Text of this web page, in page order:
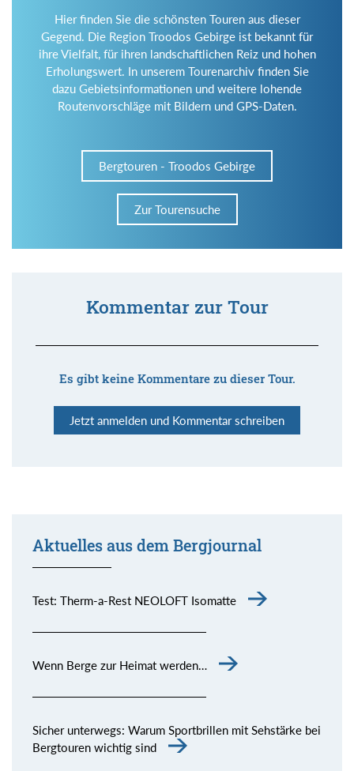
Hier finden Sie die schönsten Touren aus dieser
Gegend. Die Region Troodos Gebirge ist bekannt für
ihre Vielfalt, für ihren landschaftlichen Reiz und hohen
Erholungswert. In unserem Tourenarchiv finden Sie
dazu Gebietsinformationen und weitere lohende
Routenvorschläge mit Bildern und GPS-Daten.
Bergtouren - Troodos Gebirge
Zur Tourensuche
Kommentar zur Tour
Es gibt keine Kommentare zu dieser Tour.
Jetzt anmelden und Kommentar schreiben
Aktuelles aus dem Bergjournal
Test: Therm-a-Rest NEOLOFT Isomatte
Wenn Berge zur Heimat werden…
Sicher unterwegs: Warum Sportbrillen mit Sehstärke bei
Bergtouren wichtig sind